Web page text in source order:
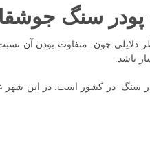
پودر سنگ
باشد.
سنگ در کشور است. در این شهر